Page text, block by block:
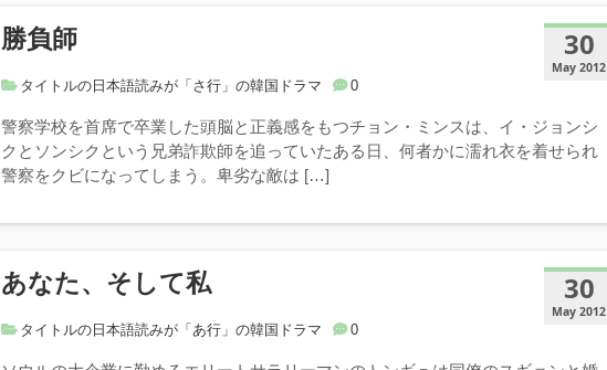
30
May 2012
勝負師
タイトルの日本語読みが「さ行」の韓国ドラマ 0
警察学校を首席で卒業した頭脳と正義感をもつチョン・ミンスは、イ・ジョンシ
クとソンシクという兄弟詐欺師を追っていたある日、何者かに濡れ衣を着せられ
警察をクビになってしまう。卑劣な敵は […]
30
May 2012
あなた、そして私
タイトルの日本語読みが「あ行」の韓国ドラマ 0